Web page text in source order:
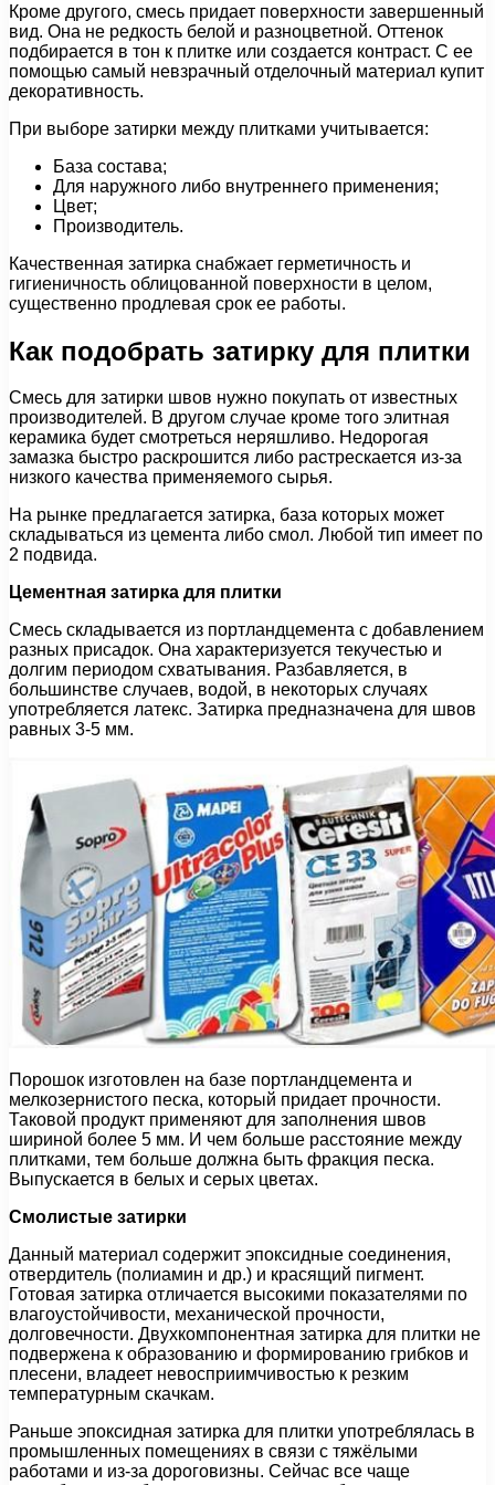
Кроме другого, смесь придает поверхности завершенный
вид. Она не редкость белой и разноцветной. Оттенок
подбирается в тон к плитке или создается контраст. С ее
помощью самый невзрачный отделочный материал купит
декоративность.
При выборе затирки между плитками учитывается:
База состава;
Для наружного либо внутреннего применения;
Цвет;
Производитель.
Качественная затирка снабжает герметичность и
гигиеничность облицованной поверхности в целом,
существенно продлевая срок ее работы.
Как подобрать затирку для плитки
Смесь для затирки швов нужно покупать от известных
производителей. В другом случае кроме того элитная
керамика будет смотреться неряшливо. Недорогая
замазка быстро раскрошится либо растрескается из-за
низкого качества применяемого сырья.
На рынке предлагается затирка, база которых может
складываться из цемента либо смол. Любой тип имеет по
2 подвида.
Цементная затирка для плитки
Смесь складывается из портландцемента с добавлением
разных присадок. Она характеризуется текучестью и
долгим периодом схватывания. Разбавляется, в
большинстве случаев, водой, в некоторых случаях
употребляется латекс. Затирка предназначена для швов
равных 3-5 мм.
Порошок изготовлен на базе портландцемента и
мелкозернистого песка, который придает прочности.
Таковой продукт применяют для заполнения швов
шириной более 5 мм. И чем больше расстояние между
плитками, тем больше должна быть фракция песка.
Выпускается в белых и серых цветах.
Смолистые затирки
Данный материал содержит эпоксидные соединения,
отвердитель (полиамин и др.) и красящий пигмент.
Готовая затирка отличается высокими показателями по
влагоустойчивости, механической прочности,
долговечности. Двухкомпонентная затирка для плитки не
подвержена к образованию и формированию грибков и
плесени, владеет невосприимчивостью к резким
температурным скачкам.
Раньше эпоксидная затирка для плитки употреблялась в
промышленных помещениях в связи с тяжёлыми
работами и из-за дороговизны. Сейчас все чаще